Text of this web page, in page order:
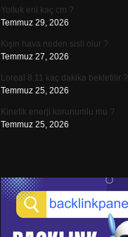
Yolluk eni kaç cm ?
Temmuz 29, 2026
Kışın hava neden sisli olur ?
Temmuz 27, 2026
Loreal 8.11 kaç dakika bekletilir ?
Temmuz 25, 2026
Kinetik enerji korunumlu mu ?
Temmuz 25, 2026